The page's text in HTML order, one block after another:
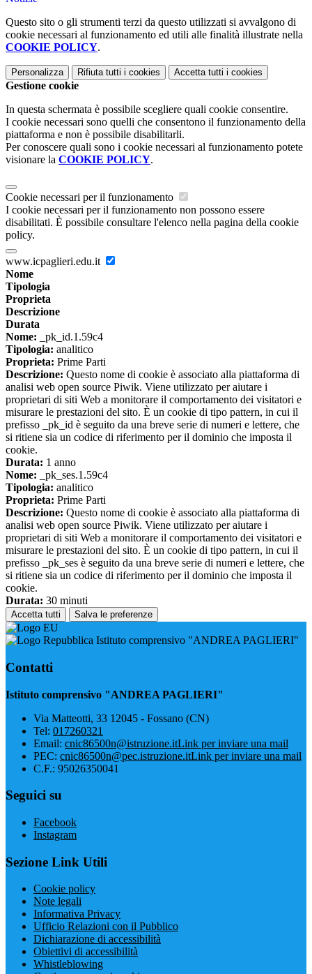
Questo sito o gli strumenti terzi da questo utilizzati si avvalgono di
cookie necessari al funzionamento ed utili alle finalità illustrate nella
COOKIE POLICY.
Personalizza Rifiuta tutti i cookies Accetta tutti i cookies
Gestione cookie
In questa schermata è possibile scegliere quali cookie consentire.
I cookie necessari sono quelli che consentono il funzionamento della
piattaforma e non è possibile disabilitarli.
Per conoscere quali sono i cookie necessari al funzionamento potete
visionare la COOKIE POLICY.
Cookie necessari per il funzionamento
I cookie necessari per il funzionamento non possono essere
disabilitati. È possibile consultare l'elenco nella pagina della cookie
policy.
www.icpaglieri.edu.it
Nome
Tipologia
Proprieta
Descrizione
Durata
Nome: _pk_id.1.59c4
Tipologia: analitico
Proprieta: Prime Parti
Descrizione: Questo nome di cookie è associato alla piattaforma di
analisi web open source Piwik. Viene utilizzato per aiutare i
proprietari di siti Web a monitorare il comportamento dei visitatori e
misurare le prestazioni del sito. È un cookie di tipo pattern, in cui il
prefisso _pk_id è seguito da una breve serie di numeri e lettere, che
si ritiene sia un codice di riferimento per il dominio che imposta il
cookie.
Durata: 1 anno
Nome: _pk_ses.1.59c4
Tipologia: analitico
Proprieta: Prime Parti
Descrizione: Questo nome di cookie è associato alla piattaforma di
analisi web open source Piwik. Viene utilizzato per aiutare i
proprietari di siti Web a monitorare il comportamento dei visitatori e
misurare le prestazioni del sito. È un cookie di tipo pattern, in cui il
prefisso _pk_ses è seguito da una breve serie di numeri e lettere, che
si ritiene sia un codice di riferimento per il dominio che imposta il
cookie.
Durata: 30 minuti
Accetta tutti Salva le preferenze
Istituto comprensivo "ANDREA PAGLIERI"
Contatti
Istituto comprensivo "ANDREA PAGLIERI"
Via Matteotti, 33 12045 - Fossano (CN)
Tel: 017260321
Email: cnic86500n@istruzione.itLink per inviare una mail
PEC: cnic86500n@pec.istruzione.itLink per inviare una mail
C.F.: 95026350041
Seguici su
Facebook
Instagram
Sezione Link Utili
Cookie policy
Note legali
Informativa Privacy
Ufficio Relazioni con il Pubblico
Dichiarazione di accessibilità
Obiettivi di accessibilità
Whistleblowing